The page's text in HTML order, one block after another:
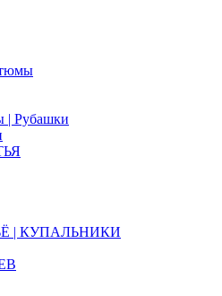
| Рубашки
| КУПАЛЬНИКИ